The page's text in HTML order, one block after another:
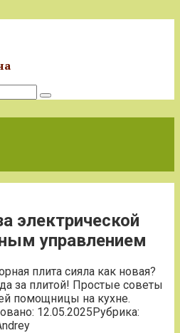
электрической
управлением
плита сияла как новая?
за плитой! Простые советы
помощницы на кухне.
12.05.2025Рубрика: